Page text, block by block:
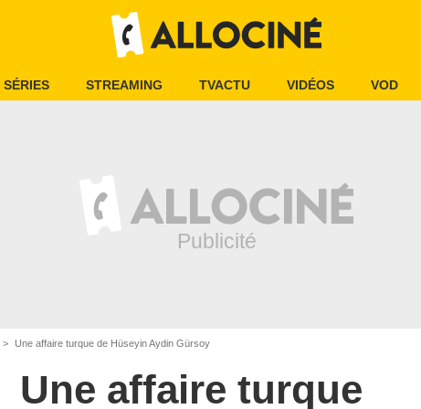
SÉRIES STREAMING TVACTU VIDÉOS VOD
Une affaire turque de Hüseyin Aydin Gürsoy
Une affaire turque